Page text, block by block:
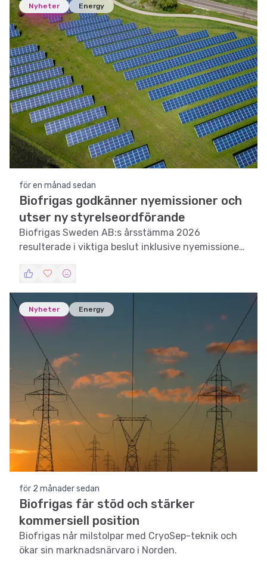
Nyheter Energy
för en månad sedan
Biofrigas godkänner nyemissioner och
utser ny styrelseordförande
Biofrigas Sweden AB:s årsstämma 2026
resulterade i viktiga beslut inklusive nyemissioner
Nyheter Energy
för 2 månader sedan
Biofrigas får stöd och stärker
kommersiell position
Biofrigas når milstolpar med CryoSep-teknik och
ökar sin marknadsnärvaro i Norden.